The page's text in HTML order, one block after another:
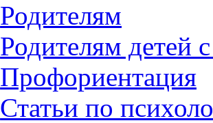
Родителям
Родителям детей
Профориентация
Статьи по